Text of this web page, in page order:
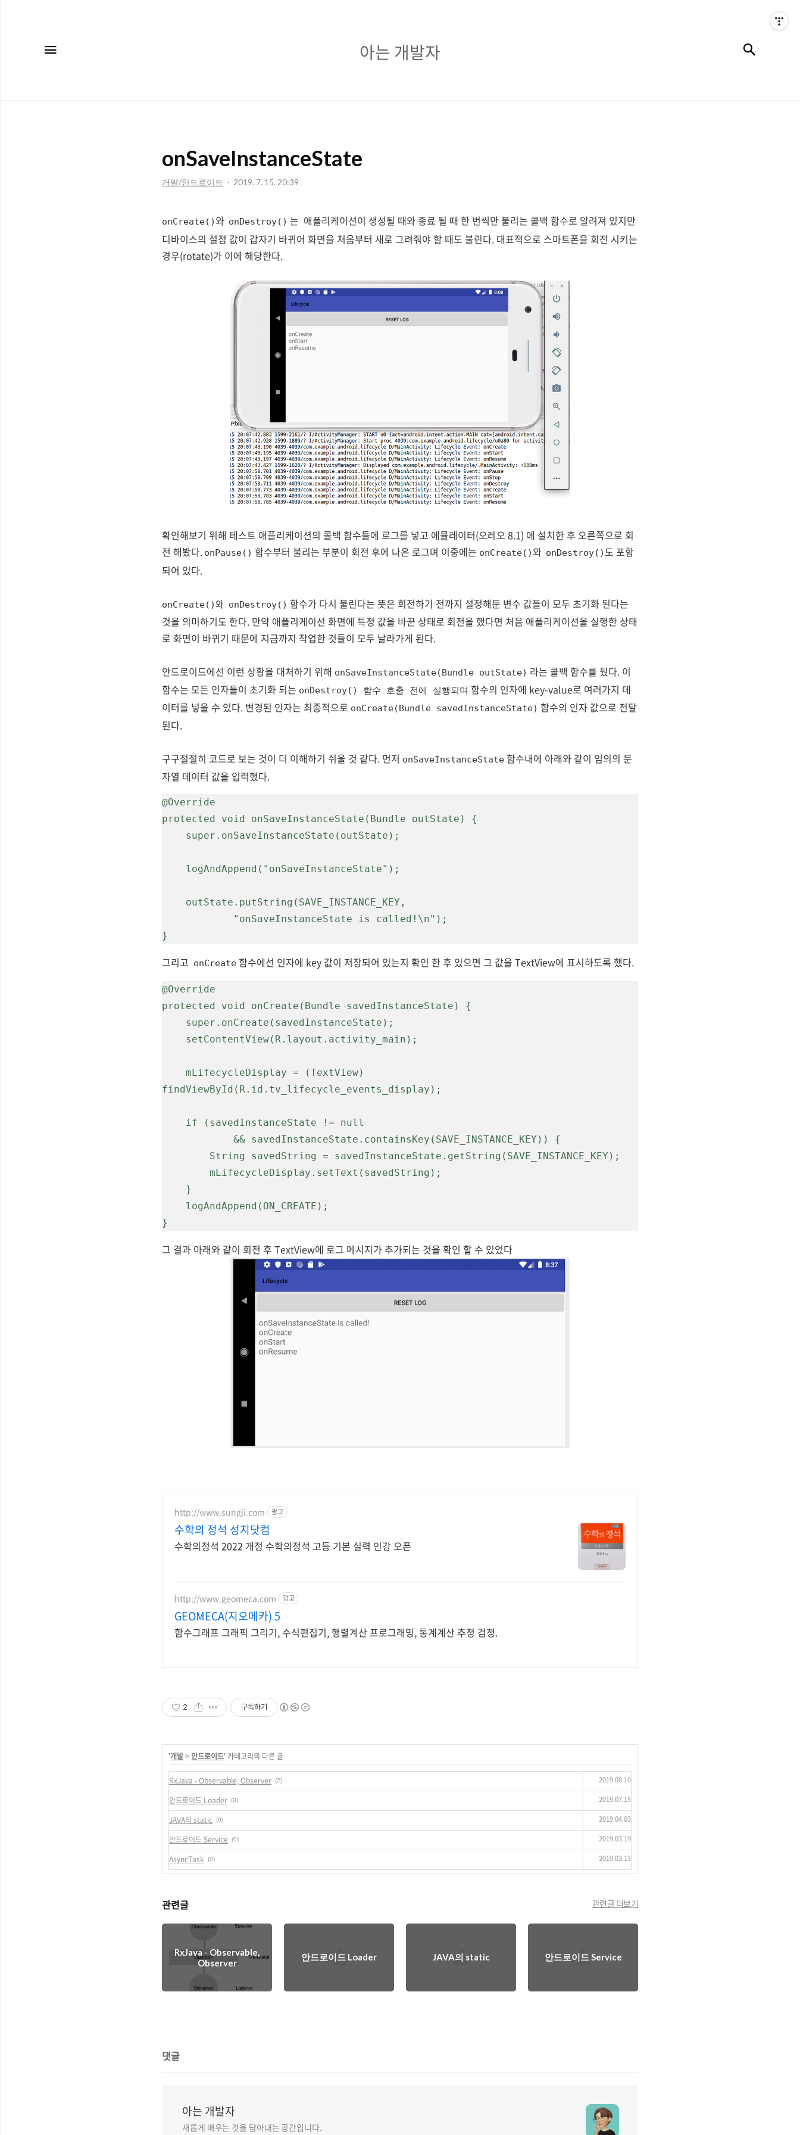
는
아는 개발자
onSaveInstanceState
개발/안드로이드 2019. 7. 15. 20:39
onCreate()와 onDestroy() 는 애플리케이션이 생성될 때와 종료 될 때 한 번씩만 불리는 콜백 함수로 알려져 있지만
디바이스의 설정 값이 갑자기 바뀌어 화면을 처음부터 새로 그려줘야 할 때도 불린다. 대표적으로 스마트폰을 회전 시키는
경우(rotate)가 이에 해당한다.
확인해보기 위해 테스트 애플리케이션의 콜백 함수들에 로그를 넣고 에뮬레이터(오레오 8.1) 에 설치한 후 오른쪽으로 회
전 해봤다. onPause() 함수부터 불리는 부분이 회전 후에 나온 로그며 이중에는 onCreate()와 onDestroy()도 포함
되어 있다.
onCreate()와 onDestroy() 함수가 다시 불린다는 뜻은 회전하기 전까지 설정해둔 변수 값들이 모두 초기화 된다는
것을 의미하기도 한다. 만약 애플리케이션 화면에 특정 값을 바꾼 상태로 회전을 했다면 처음 애플리케이션을 실행한 상태
로 화면이 바뀌기 때문에 지금까지 작업한 것들이 모두 날라가게 된다.
안드로이드에선 이런 상황을 대처하기 위해 onSaveInstanceState(Bundle outState) 라는 콜백 함수를 뒀다. 이
함수는 모든 인자들이 초기화 되는 onDestroy() 함수 호출 전에 실행되며 함수의 인자에 key-value로 여러가지 데
이터를 넣을 수 있다. 변경된 인자는 최종적으로 onCreate(Bundle savedInstanceState) 함수의 인자 값으로 전달
된다.
구구절절히 코드로 보는 것이 더 이해하기 쉬울 것 같다. 먼저 onSaveInstanceState 함수내에 아래와 같이 임의의 문
자열 데이터 값을 입력했다.
@Override
protected void onSaveInstanceState(Bundle outState) {
그리고 onCreate 함수에선 인자에 key 값이 저장되어 있는지 확인 한 후 있으면 그 값을 TextView에 표시하도록 했다.
@Override
protected void onCreate(Bundle savedInstanceState) {
findViewById(R.id.tv_lifecycle_events_display);
그 결과 아래와 같이 회전 후 TextView에 로그 메시지가 추가되는 것을 확인 할 수 있었다
http://www.sungji.com 광고
수학의 정석 성지닷컴
수학의정석 2022 개정 수학의정석 고등 기본 실력 인강 오픈
http://www.geomeca.com 광고
GEOMECA(지오메카) 5
함수그래프 그래픽 그리기, 수식편집기, 행렬계산 프로그래밍, 통계계산 추정 검정.
2 구독하기
'개발> 안드로이드' 카테고리의 다른 글
RxJava - Observable, Observer (2) 2019.08.10
안드로이드 Loader (0) 2019.07.15
JAVA의 static (0) 2019.04.03
안드로이드 Service (0) 2019.03.19
AsyncTask (0) 2019.03.13
관련글 관련글 더보기
RxJava - Observable,
Observer
안드로이드 Loader JAVA의 static 안드로이드 Service
댓글
아는 개발자
새롭게 배우는 것을 담아내는 공간입니다.